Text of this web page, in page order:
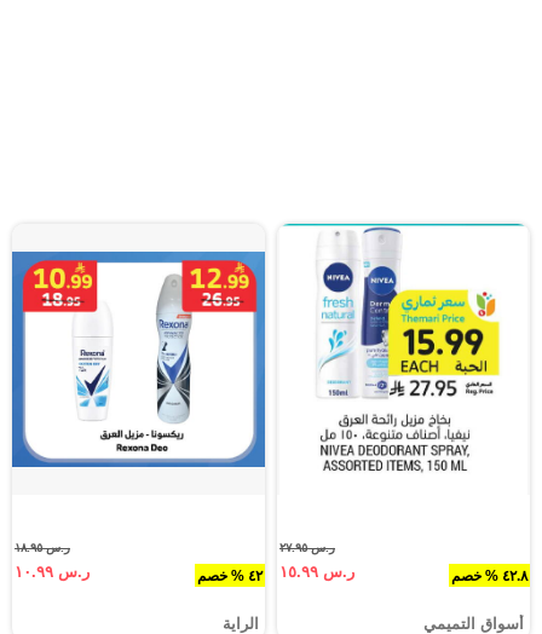
٤٢.٨ % خصم
ر.س ٢٧.٩٥
ر.س ١٥.٩٩
أسواق التميمي
٤٢ % خصم
ر.س ١٨.٩٥
ر.س ١٠.٩٩
الراية